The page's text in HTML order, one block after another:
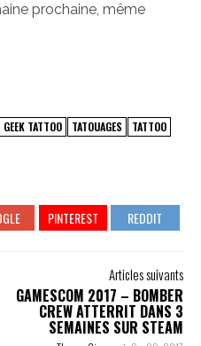
prochaine, même
GEEK TATTOO TATOUAGES TATTOO
Articles suivants
GAMESCOM 2017 – BOMBER
CREW ATTERRIT DANS 3
SEMAINES SUR STEAM